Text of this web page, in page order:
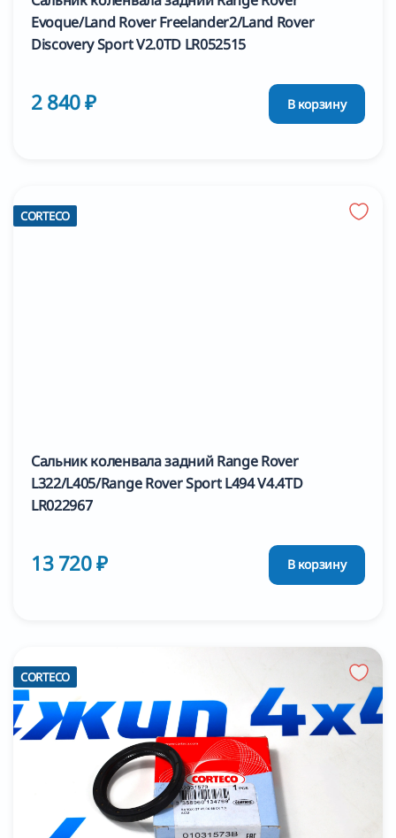
Evoque/Land Rover Freelander2/Land Rover
Discovery Sport V2.0TD LR052515
2 840 ₽ В корзину
CORTECO
Сальник коленвала задний Range Rover
L322/L405/Range Rover Sport L494 V4.4TD
LR022967
13 720 ₽ В корзину
CORTECO